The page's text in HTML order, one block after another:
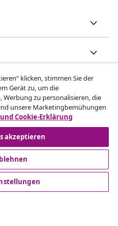
ist eine Webseite von
klicken, stimmen Sie der
Gerät zu, um die
zu personalisieren, die
unsere Marketingbemühungen
Cookie-Erklärung
akzeptieren